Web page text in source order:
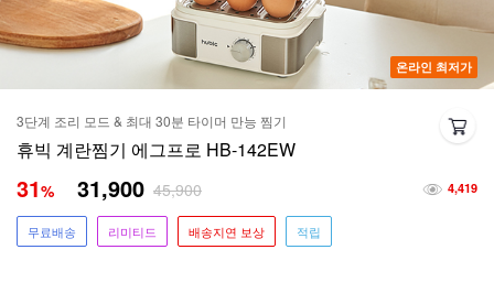
온라인 최저가
3단계 조리 모드 & 최대 30분 타이머 만능 찜기
휴빅 계란찜기 에그프로 HB-142EW
4,419
31% 31,900 45,900
무료배송 리미티드 배송지연 보상 적립